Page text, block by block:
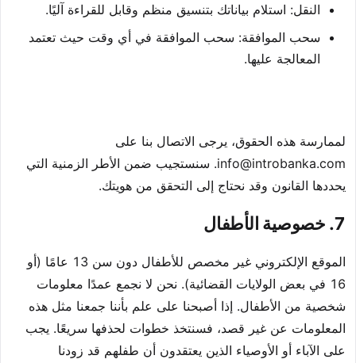
النقل: استلام بياناتك بتنسيق منظم وقابل للقراءة آليًا.
سحب الموافقة: سحب الموافقة في أي وقت حيث تعتمد
المعالجة عليها.
لممارسة هذه الحقوق، يرجى الاتصال بنا على
info@introbanka.com. سنستجيب ضمن الأطر الزمنية التي
يحددها القانون وقد نحتاج إلى التحقق من هويتك.
7. خصوصية الأطفال
الموقع الإلكتروني غير مخصص للأطفال دون سن 13 عامًا (أو
16 في بعض الولايات القضائية). نحن لا نجمع عمدًا معلومات
شخصية من الأطفال. إذا أصبحنا على علم بأننا جمعنا مثل هذه
المعلومات عن غير قصد، فسنتخذ خطوات لحذفها سريعًا. يجب
على الآباء أو الأوصياء الذين يعتقدون أن طفلهم قد زودنا